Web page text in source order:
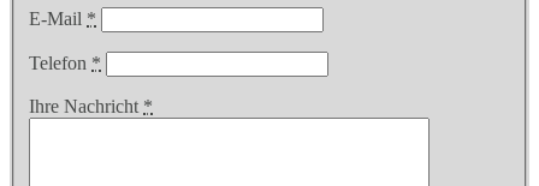
E-Mail *
Telefon *
Ihre Nachricht *